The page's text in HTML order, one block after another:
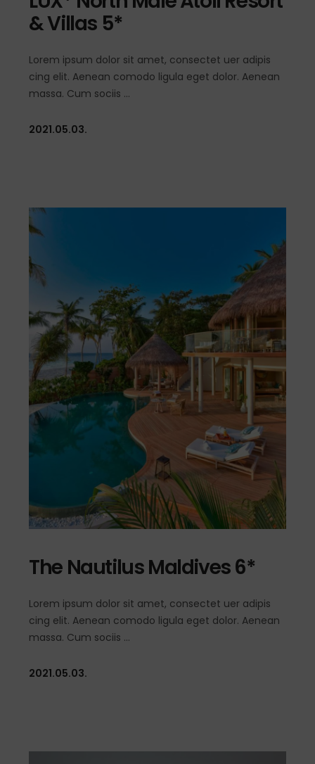
& Villas 5*
Lorem ipsum dolor sit amet, consectet uer adipis
cing elit. Aenean comodo ligula eget dolor. Aenean
massa. Cum sociis
2021.05.03.
The Nautilus Maldives 6*
Lorem ipsum dolor sit amet, consectet uer adipis
cing elit. Aenean comodo ligula eget dolor. Aenean
massa. Cum sociis
2021.05.03.